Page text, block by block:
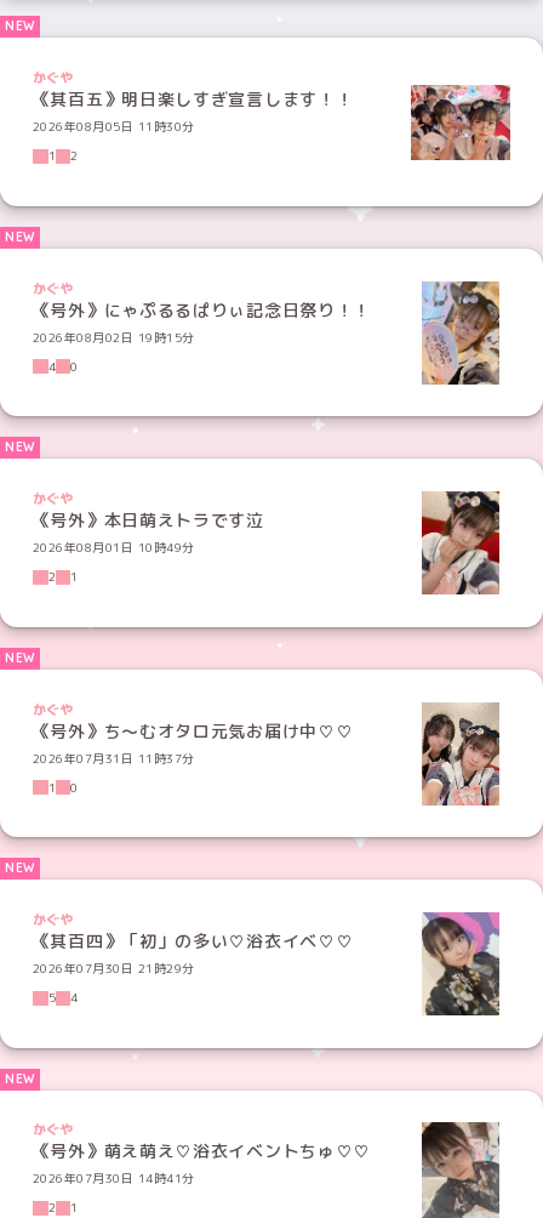
かぐや
《其百五》明日楽しすぎ宣言します！！
2026年08月05日 11時30分
1
2
かぐや
《号外》にゃぷるるぱりぃ記念日祭り！！
2026年08月02日 19時15分
4
0
かぐや
《号外》本日萌えトラです泣
2026年08月01日 10時49分
2
1
かぐや
《号外》ち〜むオタロ元気お届け中♡♡
2026年07月31日 11時37分
1
0
かぐや
《其百四》「初」の多い♡浴衣イベ♡♡
2026年07月30日 21時29分
5
4
かぐや
《号外》萌え萌え♡浴衣イベントちゅ♡♡
2026年07月30日 14時41分
2
1